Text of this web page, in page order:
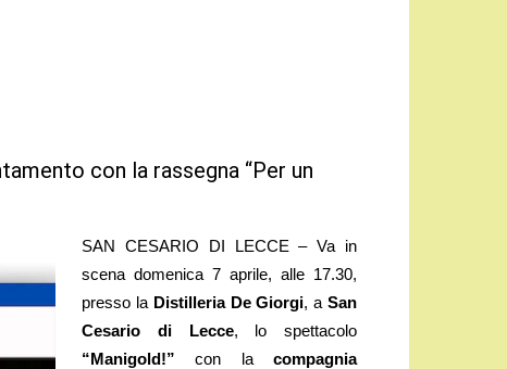
con la rassegna “Per un
SAN CESARIO DI LECCE – Va in
scena domenica 7 aprile, alle 17.30,
presso la Distilleria De Giorgi, aSan
Cesario di Lecce, lo spettacolo
“Manigold!” con la compagnia